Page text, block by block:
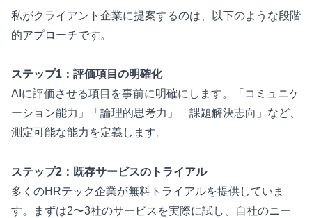
私がクライアント企業に提案するのは、以下のような段階
的アプローチです。
ステップ1：評価項目の明確化
AIに評価させる項目を事前に明確にします。「コミュニケ
ーション能力」「論理的思考力」「課題解決志向」など、
測定可能な能力を定義します。
ステップ2：既存サービスのトライアル
多くのHRテック企業が無料トライアルを提供していま
す。まずは2〜3社のサービスを実際に試し、自社のニー